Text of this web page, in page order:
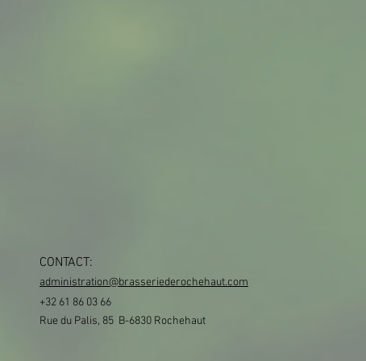
CONTACT:
administration@brasseriederochehaut.com
+32 61 86 03 66
Rue du Palis, 85 B-6830 Rochehaut